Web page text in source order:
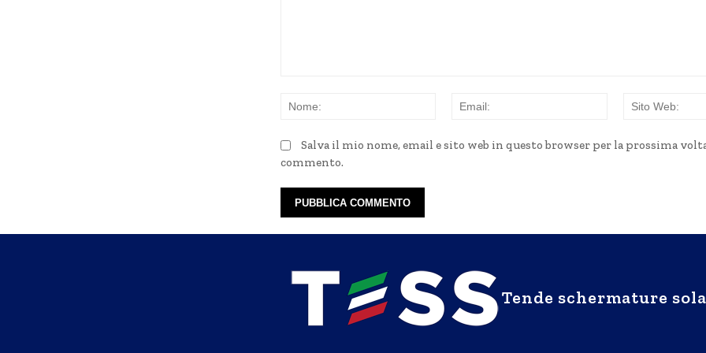
Nome:
Email:
Salva il mio nome, email e sito web in questo browser per la prossima
commento.
Tende schermature